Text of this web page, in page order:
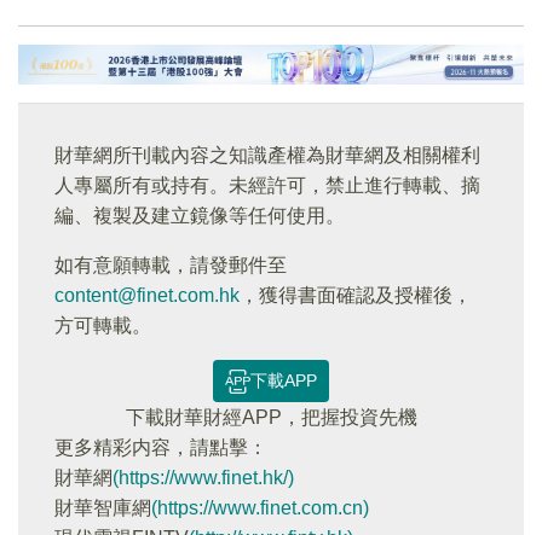
財華網所刊載內容之知識產權為財華網及相關權利
人專屬所有或持有。未經許可，禁止進行轉載、摘
編、複製及建立鏡像等任何使用。
如有意願轉載，請發郵件至
content@finet.com.hk ，獲得書面確認及授權後，
方可轉載。
下載APP
下載財華財經APP，把握投資先機
更多精彩内容，請點擊：
財華網(https://www.finet.hk/)
財華智庫網(https://www.finet.com.cn)